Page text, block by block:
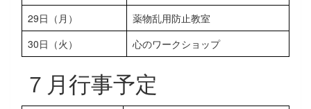
29日（月）
薬物乱用防止教室
30日（火）
心のワークショップ
７月行事予定